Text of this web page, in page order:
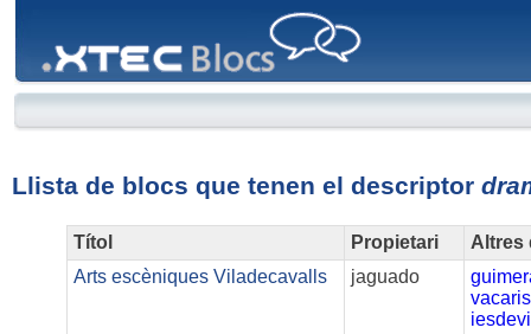
Llista de blocs que tenen el descriptor
Títol Propietari
Altres
Arts escèniques Viladecavalls
jaguado